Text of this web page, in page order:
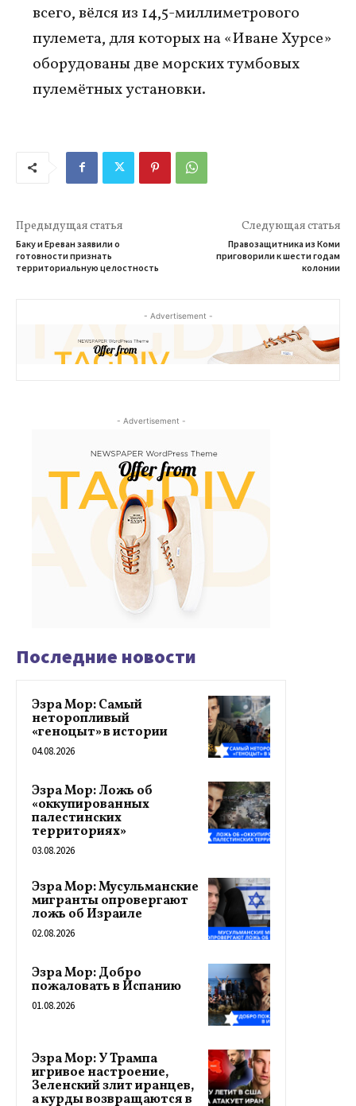
всего, вёлся из 14,5-миллиметрового
пулемета, для которых на «Иване Хурсе»
оборудованы две морских тумбовых
пулемётных установки.
Предыдущая статья
Баку и Ереван заявили о
готовности признать
территориальную целостность
Следующая статья
Правозащитника из Коми
приговорили к шести годам
колонии
- Advertisement -
- Advertisement -
Последние новости
Эзра Мор: Самый
неторопливый
«геноцыт» в истории
04.08.2026
Эзра Мор: Ложь об
«оккупированных
палестинских
территориях»
03.08.2026
Эзра Мор: Мусульманские
мигранты опровергают
ложь об Израиле
02.08.2026
Эзра Мор: Добро
пожаловать в Испанию
01.08.2026
Эзра Мор: У Трампа
игривое настроение,
Зеленский злит иранцев,
а курды возвращаются в